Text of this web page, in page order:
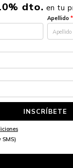
dto. en tu
Apellido *
INSCRÍBETE
SMS)